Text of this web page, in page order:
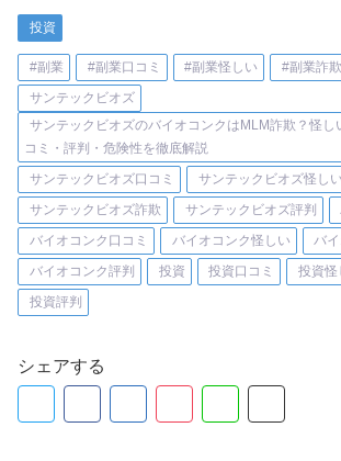
投資
#副業 #副業口コミ #副業怪しい #副業詐欺
サンテックビオズ
サンテックビオズのバイオコンクはMLM詐欺？怪し
コミ・評判・危険性を徹底解説
サンテックビオズ口コミ
サンテックビオズ怪しい
サンテックビオズ詐欺
サンテックビオズ評判
バイオコンク口コミ
バイオコンク怪しい
バ
バイオコンク評判
投資 投資口コミ 投資怪
投資評判
シェアする